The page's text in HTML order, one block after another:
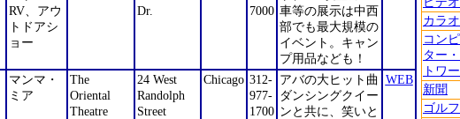
カラ
コン
ター
トワ
新聞
ゴル
RV、アウ
トドアシ
ョー
Dr.
7000 車等の展示は中西
部でも最大規模の
イベント。キャン
プ用品なども！
マンマ・
ミア
The
Oriental
Theatre
24 West
Randolph
Street
Chicago 312-
977-
1700
アバの大ヒット曲
ダンシングクイー
ンと共に、笑いと
WEB